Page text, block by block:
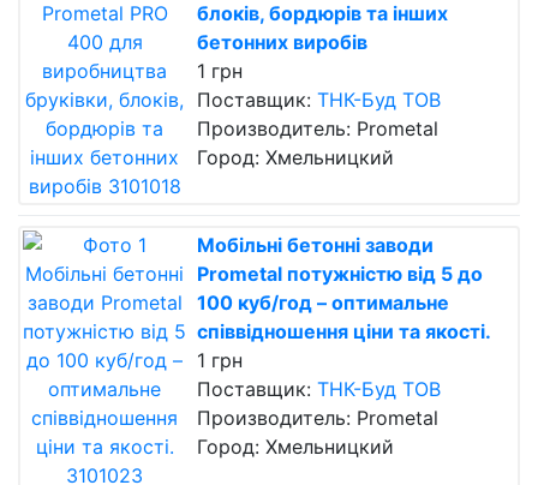
блоків, бордюрів та інших
бетонних виробів
1 грн
Поставщик: ТНК-Буд ТОВ
Производитель: Prometal
Город: Хмельницкий
Мобільні бетонні заводи
Prometal потужністю від 5 до
100 куб/год – оптимальне
співвідношення ціни та якості.
1 грн
Поставщик: ТНК-Буд ТОВ
Производитель: Prometal
Город: Хмельницкий